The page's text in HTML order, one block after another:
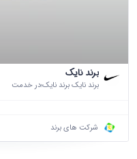
برند نایک
برند نایک برند نایک؛در خدمت
شرکت های برند